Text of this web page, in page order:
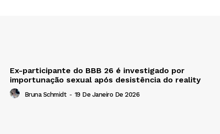
Ex-participante do BBB 26 é investigado por
importunação sexual após desistência do reality
Bruna Schmidt - 19 De Janeiro De 2026